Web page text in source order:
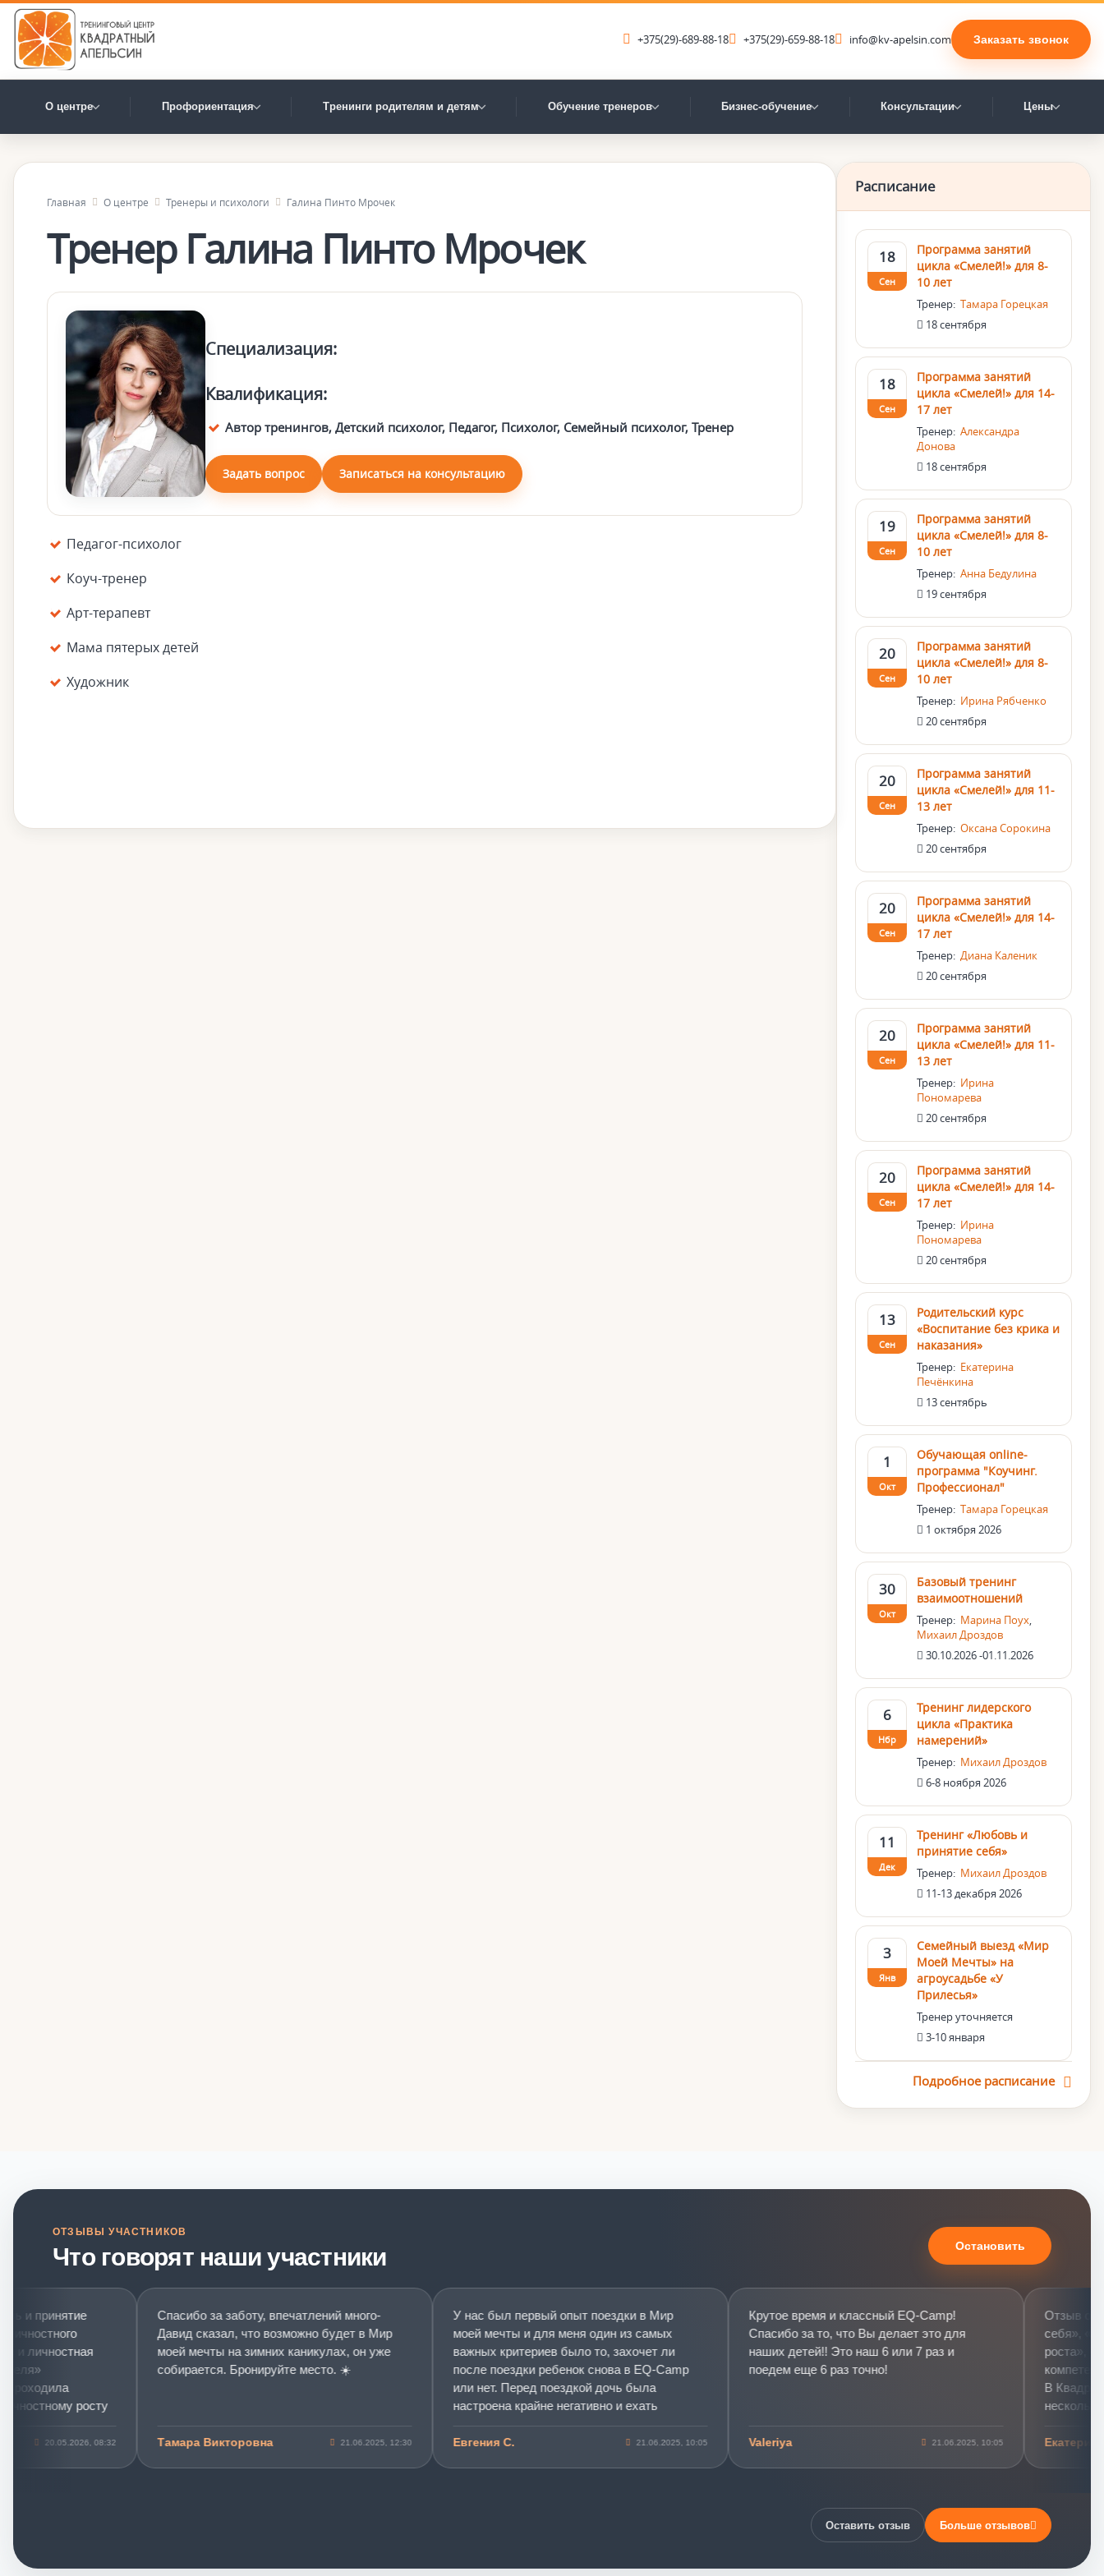
+375(29)-689-88-18 +375(29)-659-88-18 info@kv-apelsin.com Заказать звонок
О центре Профориентация Тренинги родителям и детям Обучение тренеров Бизнес-обучение Консультации Цены
Главная О центре Тренеры и психологи Галина Пинто Мрочек
Тренер Галина Пинто Мрочек
Специализация:
Квалификация:
Автор тренингов, Детский психолог, Педагог, Психолог, Семейный психолог, Тренер
Задать вопрос Записаться на консультацию
Педагог-психолог
Коуч-тренер
Арт-терапевт
Мама пятерых детей
Художник
Расписание
18
Сен
Программа занятий
цикла «Смелей!» для 8-
10 лет
Тренер: Тамара Горецкая
18 сентября
18
Сен
Программа занятий
цикла «Смелей!» для 14-
17 лет
Тренер: Александра
Донова
18 сентября
19
Сен
Программа занятий
цикла «Смелей!» для 8-
10 лет
Тренер: Анна Бедулина
19 сентября
20
Сен
Программа занятий
цикла «Смелей!» для 8-
10 лет
Тренер: Ирина Рябченко
20 сентября
20
Сен
Программа занятий
цикла «Смелей!» для 11-
13 лет
Тренер: Оксана Сорокина
20 сентября
20
Сен
Программа занятий
цикла «Смелей!» для 14-
17 лет
Тренер: Диана Каленик
20 сентября
20
Сен
Программа занятий
цикла «Смелей!» для 11-
13 лет
Тренер: Ирина
Пономарева
20 сентября
20
Сен
Программа занятий
цикла «Смелей!» для 14-
17 лет
Тренер: Ирина
Пономарева
20 сентября
13
Сен
Родительский курс
«Воспитание без крика и
наказания»
Тренер: Екатерина
Печёнкина
13 сентябрь
1
Окт
Обучающая online-
программа "Коучинг.
Профессионал"
Тренер: Тамара Горецкая
1 октября 2026
30
Окт
Базовый тренинг
взаимоотношений
Тренер: Марина Поух,
Михаил Дроздов
30.10.2026 -01.11.2026
6
Нбр
Тренинг лидерского
цикла «Практика
намерений»
Тренер: Михаил Дроздов
6-8 ноября 2026
11
Дек
Тренинг «Любовь и
принятие себя»
Тренер: Михаил Дроздов
11-13 декабря 2026
3
Янв
Семейный выезд «Мир
Моей Мечты» на
агроусадьбе «У
Прилесья»
Тренер уточняется
3-10 января
Подробное расписание
ОТЗЫВЫ УЧАСТНИКОВ
Что говорят наши участники Остановить
принятие
личностная
росту
себя»
помог
20.05.2026, 08:32
Спасибо за заботу, впечатлений много-
Давид сказал, что возможно будет в Мир
моей мечты на зимних каникулах, он уже
собирается. Бронируйте место. ☀️
Тамара Викторовна 21.06.2025, 12:30
У нас был первый опыт поездки в Мир
моей мечты и для меня один из самых
важных критериев было то, захочет ли
после поездки ребенок снова в EQ-Camp
или нет. Перед поездкой дочь была
настроена крайне негативно и ехать
отказывалась. Но по приезду со смены
побежала со всеми обниматься и в захлеб
рассказывала как ей было круто и как все
Мир моей мечты еще. Спасибо вам за ваш
Евгения С. 21.06.2025, 10:05
Крутое время и классный EQ-Camp!
Спасибо за то, что Вы делает это для
наших детей!! Это наш 6 или 7 раз и
поедем еще 6 раз точно!
Valeriya 21.06.2025, 10:05
Отзыв о
себя»,
роста»,
В
несколько
Первый
название
повышении
интеллекта.
жизни у
Екатерина
Оставить отзыв Больше отзывов